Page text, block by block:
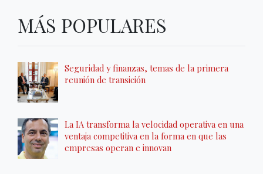
MÁS POPULARES
Seguridad y finanzas, temas de la primera
reunión de transición
La IA transforma la velocidad operativa en una
ventaja competitiva en la forma en que las
empresas operan e innovan